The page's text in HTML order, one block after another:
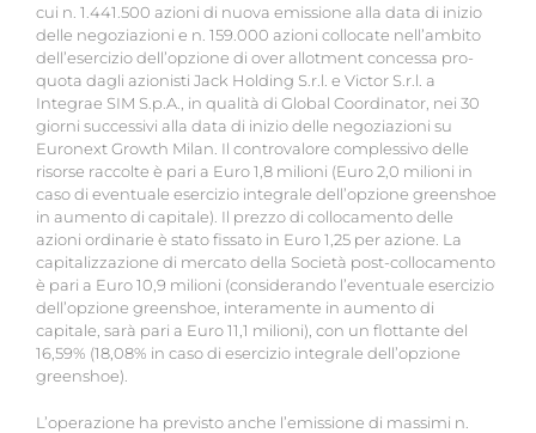
cui n. 1.441.500 azioni di nuova emissione alla data di inizio
delle negoziazioni e n. 159.000 azioni collocate nell’ambito
dell’esercizio dell’opzione di over allotment concessa pro-
quota dagli azionisti Jack Holding S.r.l. e Victor S.r.l. a
Integrae SIM S.p.A., in qualità di Global Coordinator, nei 30
giorni successivi alla data di inizio delle negoziazioni su
Euronext Growth Milan. Il controvalore complessivo delle
risorse raccolte è pari a Euro 1,8 milioni (Euro 2,0 milioni in
caso di eventuale esercizio integrale dell’opzione greenshoe
in aumento di capitale). Il prezzo di collocamento delle
azioni ordinarie è stato fissato in Euro 1,25 per azione. La
capitalizzazione di mercato della Società post-collocamento
è pari a Euro 10,9 milioni (considerando l’eventuale esercizio
dell’opzione greenshoe, interamente in aumento di
capitale, sarà pari a Euro 11,1 milioni), con un flottante del
16,59% (18,08% in caso di esercizio integrale dell’opzione
greenshoe).
L’operazione ha previsto anche l’emissione di massimi n.